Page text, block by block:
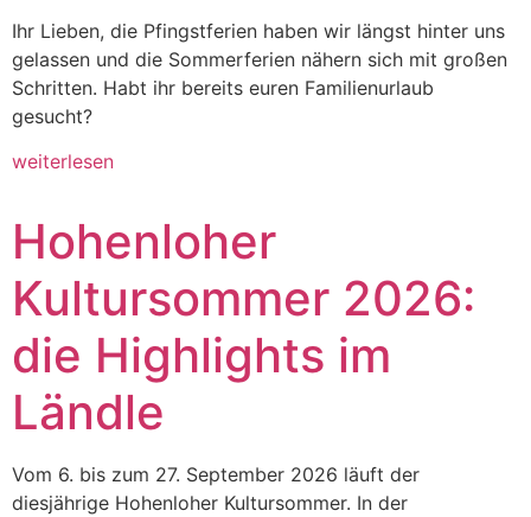
Ihr Lieben, die Pfingstferien haben wir längst hinter uns
gelassen und die Sommerferien nähern sich mit großen
Schritten. Habt ihr bereits euren Familienurlaub
gesucht?
weiterlesen
Hohenloher
Kultursommer 2026:
die Highlights im
Ländle
Vom 6. bis zum 27. September 2026 läuft der
diesjährige Hohenloher Kultursommer. In der